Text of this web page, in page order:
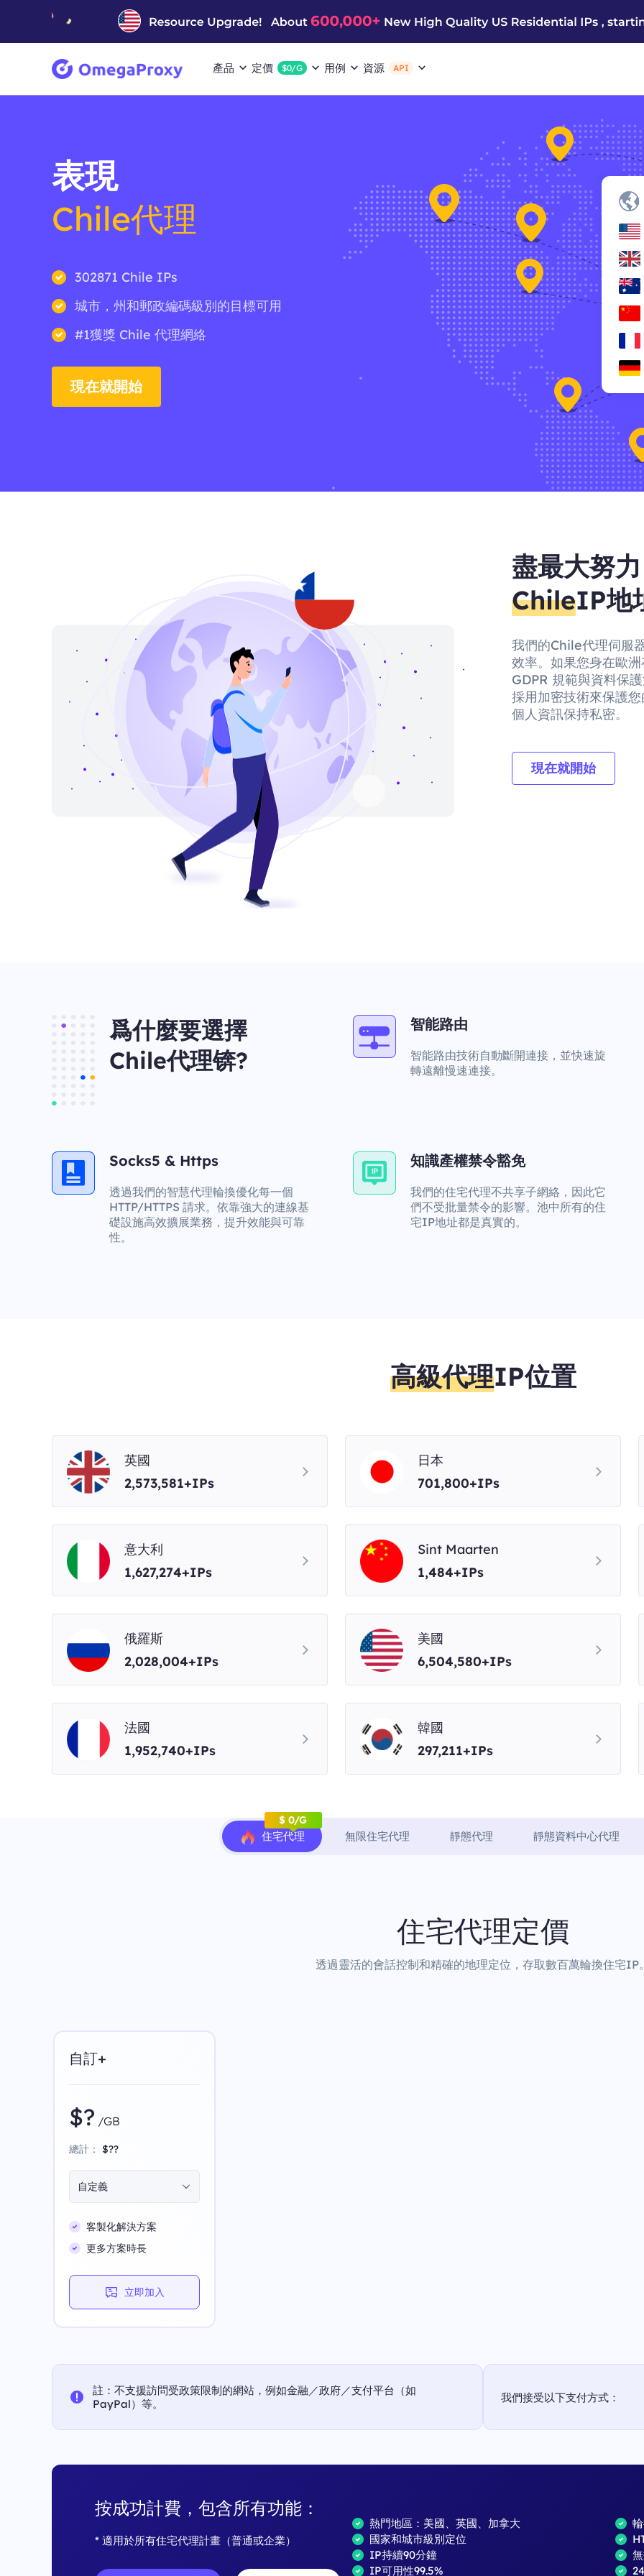
產品 定價 $0/G 用例 資源 API
表現
Chile代理
302871 Chile IPs
城市，州和郵政編碼級別的目標可用
#1獲獎 Chile 代理網絡
現在就開始
盡最大努力
ChileIP地
我們的Chile代理伺服
效率。如果您身在歐
GDPR 規範與資料保
採用加密技術來保護
個人資訊保持私密。
現在就開始
爲什麼要選擇
Chile代理锛?
智能路由
智能路由技術自動斷開連接，並快速旋
轉遠離慢速連接。
Socks5 & Https
透過我們的智慧代理輪換優化每一個
HTTP/HTTPS 請求。依靠強大的連線基
礎設施高效擴展業務，提升效能與可靠
性。
知識產權禁令豁免
我們的住宅代理不共享子網絡，因此它
們不受批量禁令的影響。池中所有的住
宅IP地址都是真實的。
高級代理IP位置
英國
2,573,581+IPs
日本
701,800+IPs
意大利
1,627,274+IPs
Sint Maarten
1,484+IPs
俄羅斯
2,028,004+IPs
美國
6,504,580+IPs
法國
1,952,740+IPs
韓國
297,211+IPs
住宅代理
$ 0/G
無限住宅代理 靜態代理 靜態資料中心代理
住宅代理定價
透過靈活的會話控制和精確的地理定位，存取數百萬輪換住宅IP
自訂+
$? /GB
總計： $??
自定義
客製化解決方案
更多方案時長
立即加入
註：不支援訪問受政策限制的網站，例如金融／政府／支付平台（如
PayPal）等。
我們接受以下支付方式：
按成功計費，包含所有功能：
* 適用於所有住宅代理計畫（普通或企業）
熱門地區：美國、英國、加拿大
國家和城市級別定位
IP持續90分鐘
IP可用性99.5%